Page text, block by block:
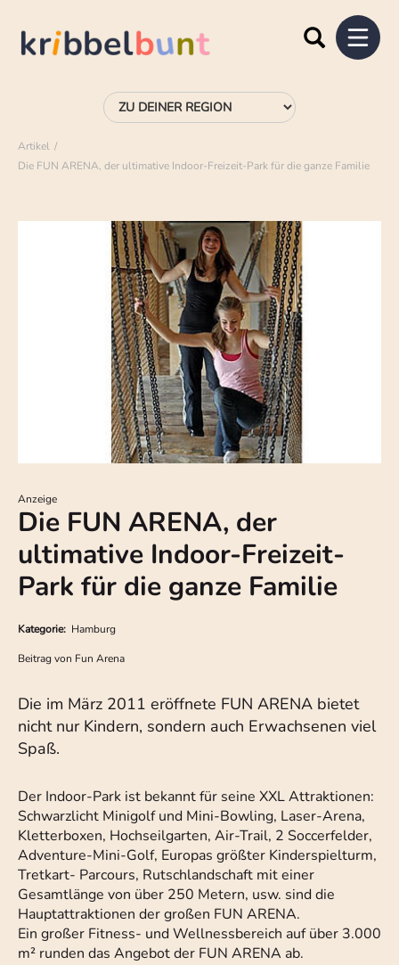
Artikel
Die FUN ARENA, der ultimative Indoor-Freizeit-Park für die ganze Familie
Anzeige
Die FUN ARENA, der
ultimative Indoor-Freizeit-
Park für die ganze Familie
Kategorie: Hamburg
Beitrag von Fun Arena
Die im März 2011 eröffnete FUN ARENA bietet
nicht nur Kindern, sondern auch Erwachsenen viel
Spaß.
Der Indoor-Park ist bekannt für seine XXL Attraktionen:
Schwarzlicht Minigolf und Mini-Bowling, Laser-Arena,
Kletterboxen, Hochseilgarten, Air-Trail, 2 Soccerfelder,
Adventure-Mini-Golf, Europas größter Kinderspielturm,
Tretkart- Parcours, Rutschlandschaft mit einer
Gesamtlänge von über 250 Metern, usw. sind die
Hauptattraktionen der großen FUN ARENA.
Ein großer Fitness- und Wellnessbereich auf über 3.000
m² runden das Angebot der FUN ARENA ab.